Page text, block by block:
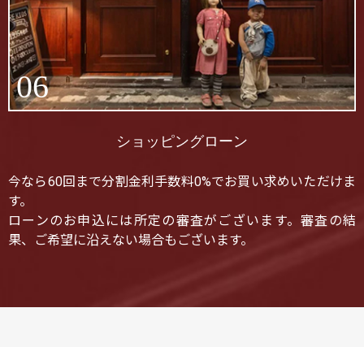
06
ショッピングローン
今なら60回まで分割金利手数料0%でお買い求めいただけま
す。
ローンのお申込には所定の審査がございます。審査の結
果、ご希望に沿えない場合もございます。